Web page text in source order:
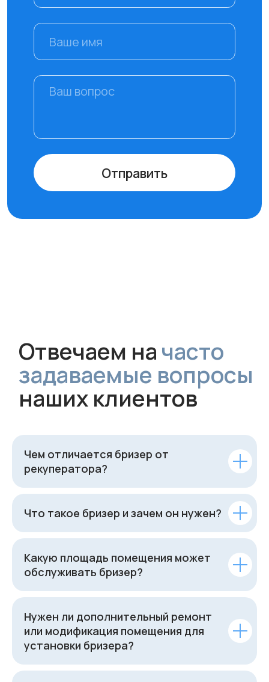
Чем отличается бризер от
рекуператора?
Что такое бризер и зачем он нужен?
Какую площадь помещения может
обслуживать бризер?
Нужен ли дополнительный ремонт
или модификация помещения для
установки бризера?